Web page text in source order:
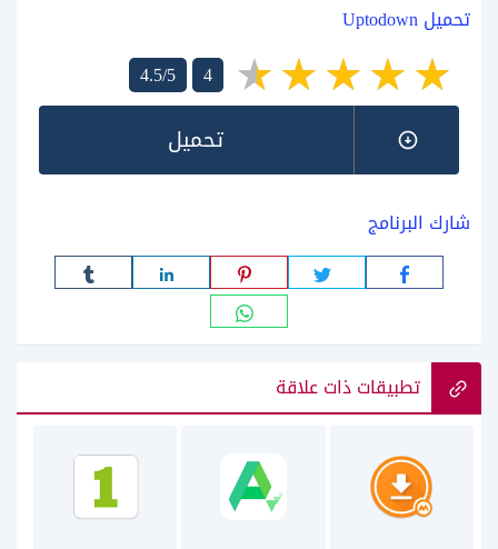
تحميل Uptodown
4.5/5
4
تحميل
شارك البرنامج
تطبيقات ذات علاقة